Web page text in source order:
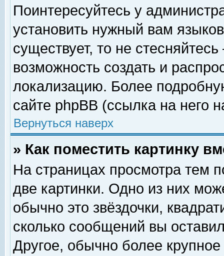
Поинтересуйтесь у
установить нужный вам
существует, то не
возможность создать и
локализацию. Более
сайте phpBB (ссылка на него
Вернуться наверх
» Как поместить картинку
На страницах просмотра тем
две картинки. Одно из них
обычно это звёздочки,
сколько сообщений вы
Другое, обычно более